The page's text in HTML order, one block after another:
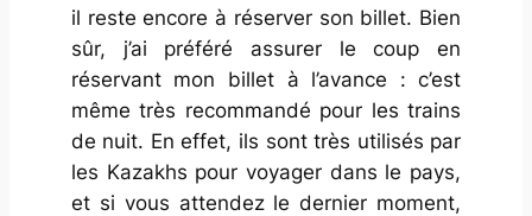
il reste encore à réserver son billet. Bien
sûr, j’ai préféré assurer le coup en
réservant mon billet à l’avance : c’est
même très recommandé pour les trains
de nuit. En effet, ils sont très utilisés par
les Kazakhs pour voyager dans le pays,
et si vous attendez le dernier moment,